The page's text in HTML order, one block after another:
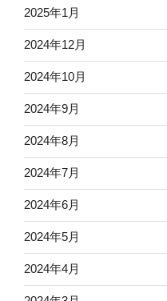
2025年1月
2024年12月
2024年10月
2024年9月
2024年8月
2024年7月
2024年6月
2024年5月
2024年4月